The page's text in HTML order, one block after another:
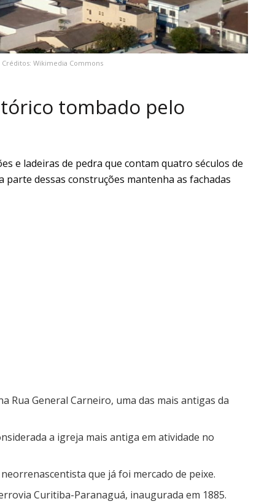
Créditos: Wikimedia Commons
tombado pelo
e ladeiras de pedra que contam quatro séculos de
dessas construções mantenha as fachadas
Rua General Carneiro, uma das mais antigas da
a igreja mais antiga em atividade no
que já foi mercado de peixe.
Curitiba-Paranaguá, inaugurada em 1885.